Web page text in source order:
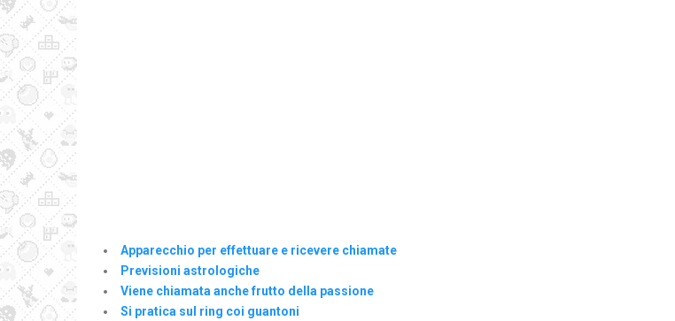
Apparecchio per effettuare e ricevere chiamate
Previsioni astrologiche
Viene chiamata anche frutto della passione
Si pratica sul ring coi guantoni